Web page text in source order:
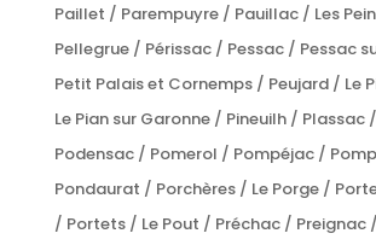
Paillet / Parempuyre / Pauillac / Les
Pellegrue / Périssac / Pessac / Pessac
Petit Palais et Cornemps / Peujard / Le
Le Pian sur Garonne / Pineuilh / Plassac
Podensac / Pomerol / Pompéjac /
Pondaurat / Porchères / Le Porge /
/ Portets / Le Pout / Préchac / Preignac